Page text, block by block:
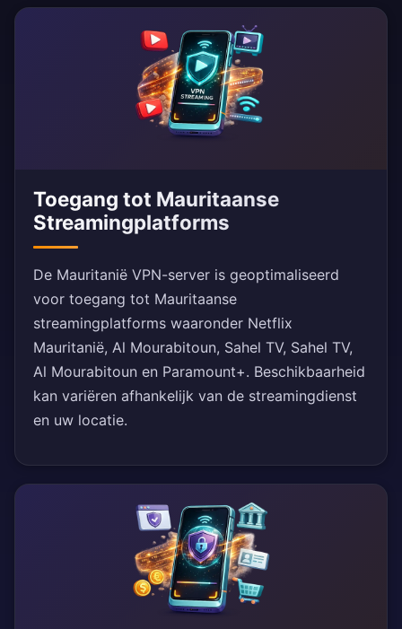
Toegang tot Mauritaanse
Streamingplatforms
De Mauritanië VPN-server is geoptimaliseerd
voor toegang tot Mauritaanse
streamingplatforms waaronder Netflix
Mauritanië, Al Mourabitoun, Sahel TV, Sahel TV,
Al Mourabitoun en Paramount+. Beschikbaarheid
kan variëren afhankelijk van de streamingdienst
en uw locatie.